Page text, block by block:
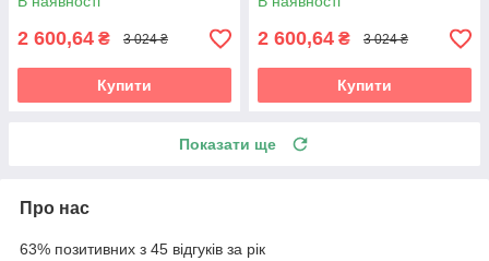
2 600,64 ₴ 3 024 ₴
Купити
2 600,64 ₴ 3 024 ₴
Купити
Показати ще
Про нас
63% позитивних з 45 відгуків за рік